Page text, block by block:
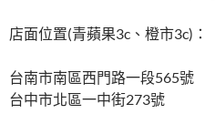
店面位置(青蘋果3c、橙市3c)：
台南市南區西門路一段565號
台中市北區一中街273號